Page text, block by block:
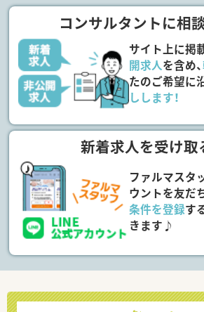
コンサルタントに相
サイト上に掲
開求人を含め、
たのご希望に
しします！
新着求人を受け取
ファルマスタ
ウントを友だ
条件を登録す
きます♪